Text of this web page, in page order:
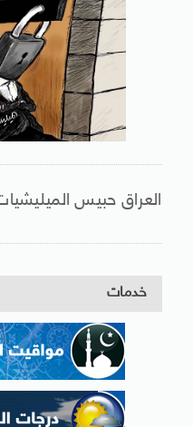
العراق حبيس
خدمات